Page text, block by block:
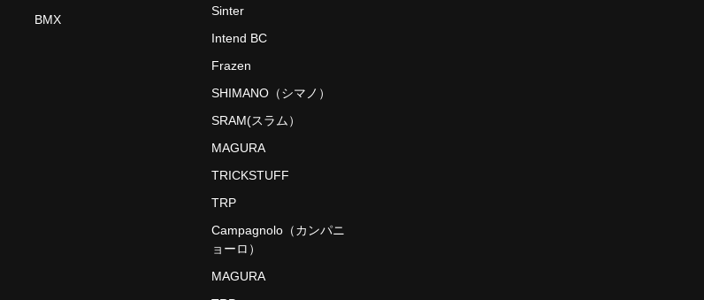
BMX
Sinter
Intend BC
Frazen
SHIMANO（シマノ）
SRAM(スラム）
MAGURA
TRICKSTUFF
TRP
Campagnolo（カンパニ
ョーロ）
MAGURA